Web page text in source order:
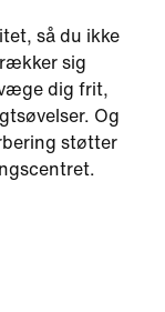
så du ikke
sig
dig frit,
Og
støtter